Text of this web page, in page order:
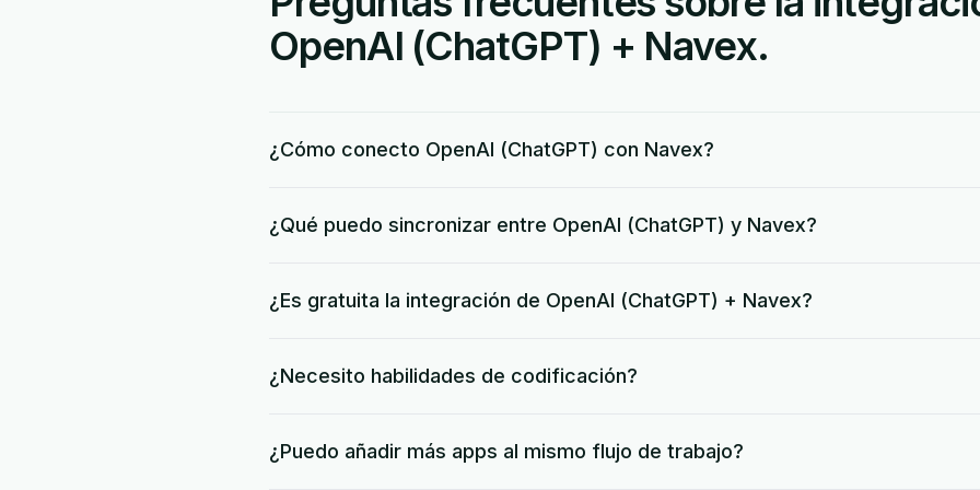
OpenAI (ChatGPT) + Navex.
¿Cómo conecto OpenAI (ChatGPT) con Navex?
¿Qué puedo sincronizar entre OpenAI (ChatGPT) y Navex?
¿Es gratuita la integración de OpenAI (ChatGPT) + Navex?
¿Necesito habilidades de codificación?
¿Puedo añadir más apps al mismo flujo de trabajo?